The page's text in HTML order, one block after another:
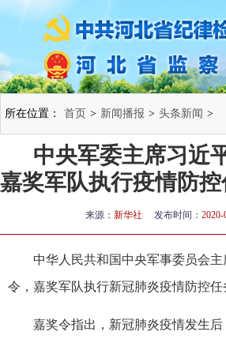
所在位置： 首页 > 新闻播报 > 头条新闻 >
中央军委主席习近
嘉奖军队执行疫情防
来源： 新华社 发布时间： 2020-
中华人民共和国中央军事委员会
令，嘉奖军队执行新冠肺炎疫情防控任
嘉奖令指出，新冠肺炎疫情发生